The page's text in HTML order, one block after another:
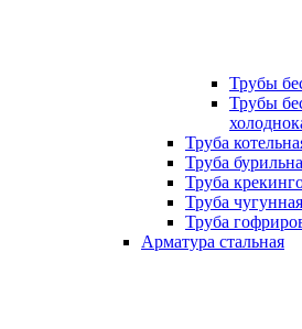
Трубы
Трубы
Труба
Труба
Труба
Труба чугунная
Труба
Арматура стальная